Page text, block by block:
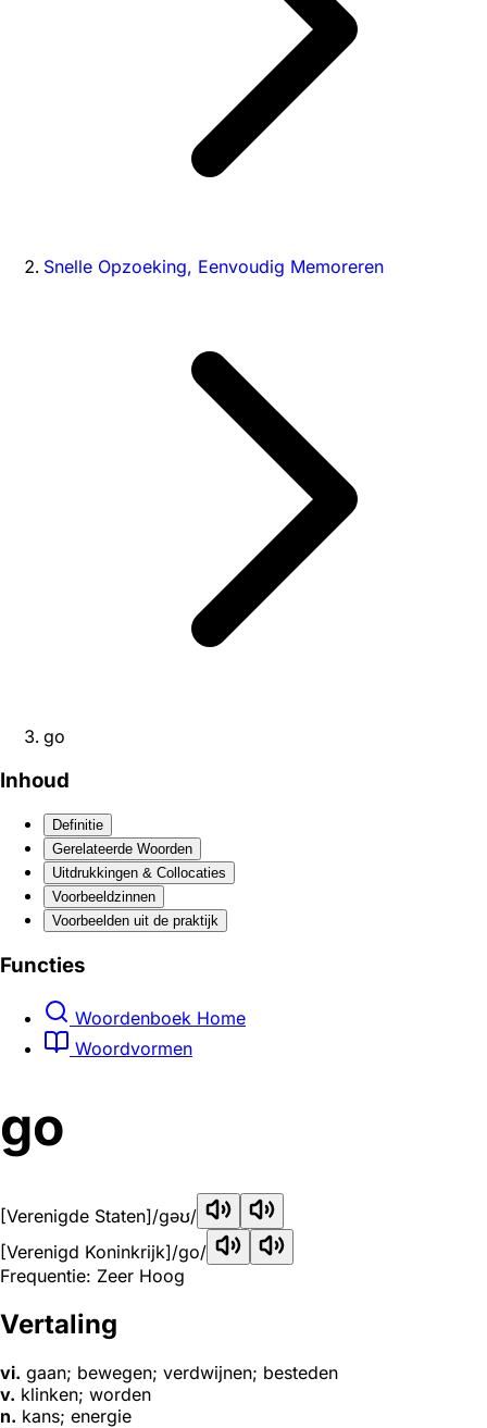
Snelle Opzoeking, Eenvoudig Memoreren
go
Inhoud
Definitie
Gerelateerde Woorden
Uitdrukkingen & Collocaties
Voorbeeldzinnen
Voorbeelden uit de praktijk
Functies
Woordenboek Home
Woordvormen
go
[Verenigde Staten]/gəʊ/
[Verenigd Koninkrijk]/ɡo/
Frequentie: Zeer Hoog
Vertaling
vi. gaan; bewegen; verdwijnen; besteden
v. klinken; worden
n. kans; energie